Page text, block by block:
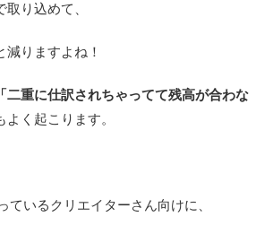
り込めて、
りますよね！
「二重に仕訳されちゃってて残高が合わな
よく起こります。
ているクリエイターさん向けに、